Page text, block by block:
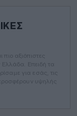
αξιόπιστες
Ελλάδα. Επειδή τα
για εσάς, τις
υψηλής